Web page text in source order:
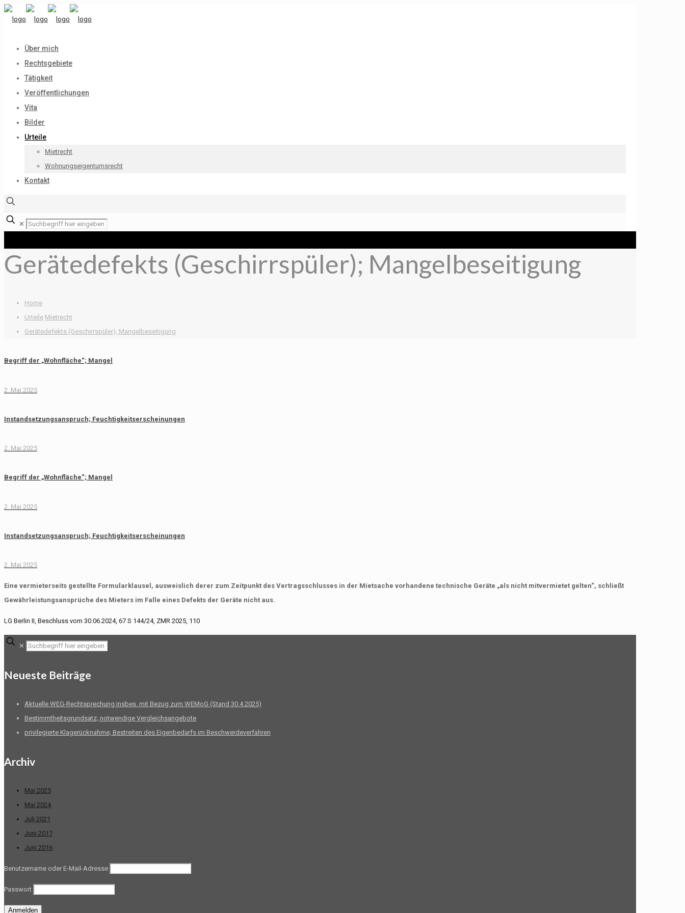
Über mich
Rechtsgebiete
Tätigkeit
Veröffentlichungen
Vita
Bilder
Urteile
Mietrecht
Wohnungseigentumsrecht
Kontakt
✕
Gerätedefekts (Geschirrspüler); Mangelbeseitigung
Home
Urteile Mietrecht
Gerätedefekts (Geschirrspüler); Mangelbeseitigung
Begriff der „Wohnfläche“; Mangel
2. Mai 2025
Instandsetzungsanspruch; Feuchtigkeitserscheinungen
2. Mai 2025
Begriff der „Wohnfläche“; Mangel
2. Mai 2025
Instandsetzungsanspruch; Feuchtigkeitserscheinungen
2. Mai 2025
Eine vermieterseits gestellte Formularklausel, ausweislich derer zum Zeitpunkt des Vertragsschlusses in der Mietsache vorhandene technische Geräte „als nicht mitvermietet gelten“, schließt
Gewährleistungsansprüche des Mieters im Falle eines Defekts der Geräte nicht aus.
LG Berlin II, Beschluss vom 30.06.2024, 67 S 144/24, ZMR 2025, 110
✕
Neueste Beiträge
Aktuelle WEG-Rechtsprechung insbes. mit Bezug zum WEMoG (Stand 30.4.2025)
Bestimmtheitsgrundsatz; notwendige Vergleichsangebote
privilegierte Klagerücknahme; Bestreiten des Eigenbedarfs im Beschwerdeverfahren
Archiv
Mai 2025
Mai 2024
Juli 2021
Juni 2017
Juni 2016
Benutzername oder E-Mail-Adresse
Passwort